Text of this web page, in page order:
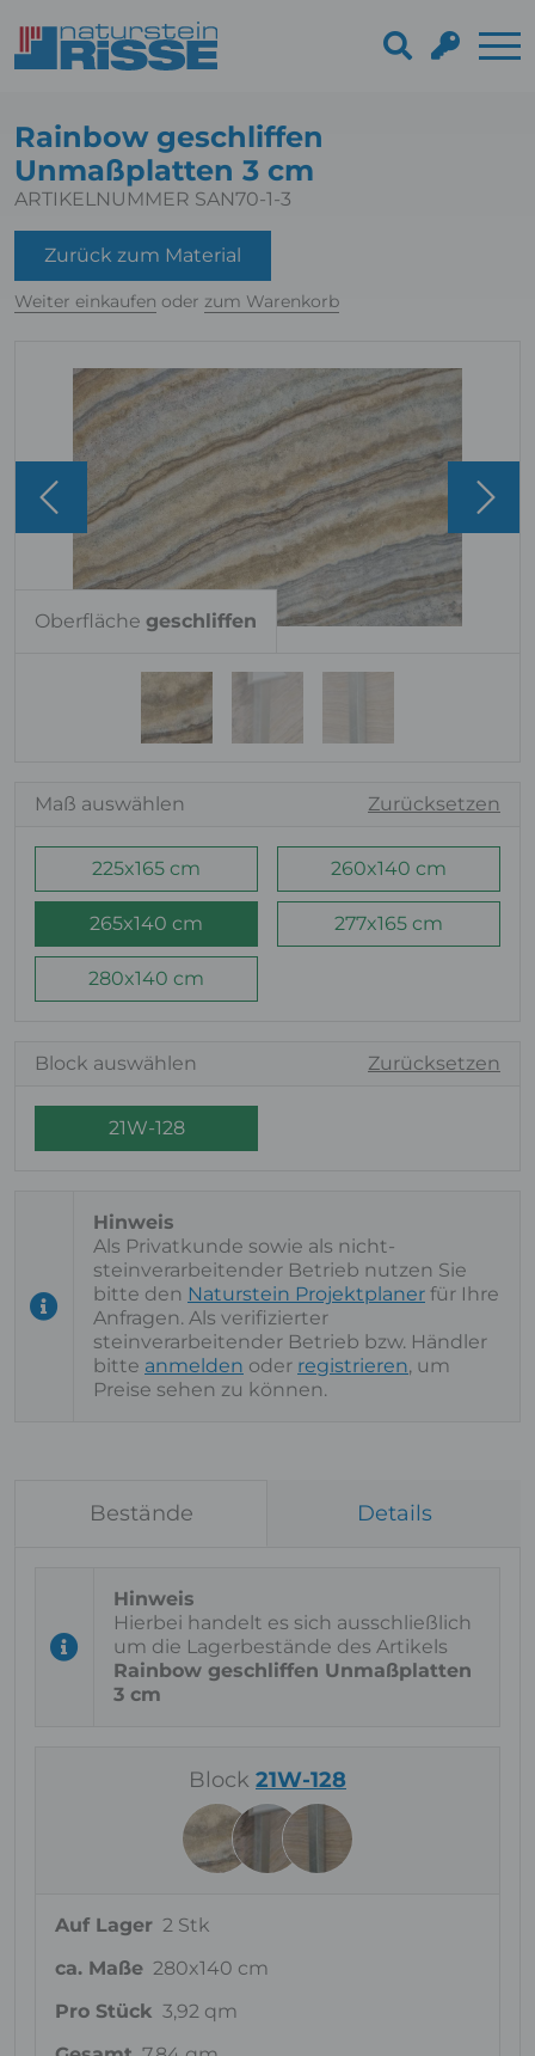
Rainbow geschliffen
Unmaßplatten 3 cm
ARTIKELNUMMER SAN70-1-3
Zurück zum Material
Weiter einkaufen oder zum Warenkorb
Oberfläche geschliffen
Maß auswählen Zurücksetzen
225x165 cm 260x140 cm
265x140 cm 277x165 cm
280x140 cm
Block auswählen Zurücksetzen
21W-128
Als Privatkunde sowie als nicht-
steinverarbeitender Betrieb nutzen Sie
bitte den Naturstein Projektplaner für Ihre
Anfragen. Als verifizierter
steinverarbeitender Betrieb bzw. Händler
bitte anmelden oder registrieren, um
Preise sehen zu können.
Bestände Details
Hierbei handelt es sich ausschließlich
um die Lagerbestände des Artikels
Rainbow geschliffen Unmaßplatten
3 cm
Block 21W-128
Auf Lager 2 Stk
ca. Maße 280x140 cm
Pro Stück 3,92 qm